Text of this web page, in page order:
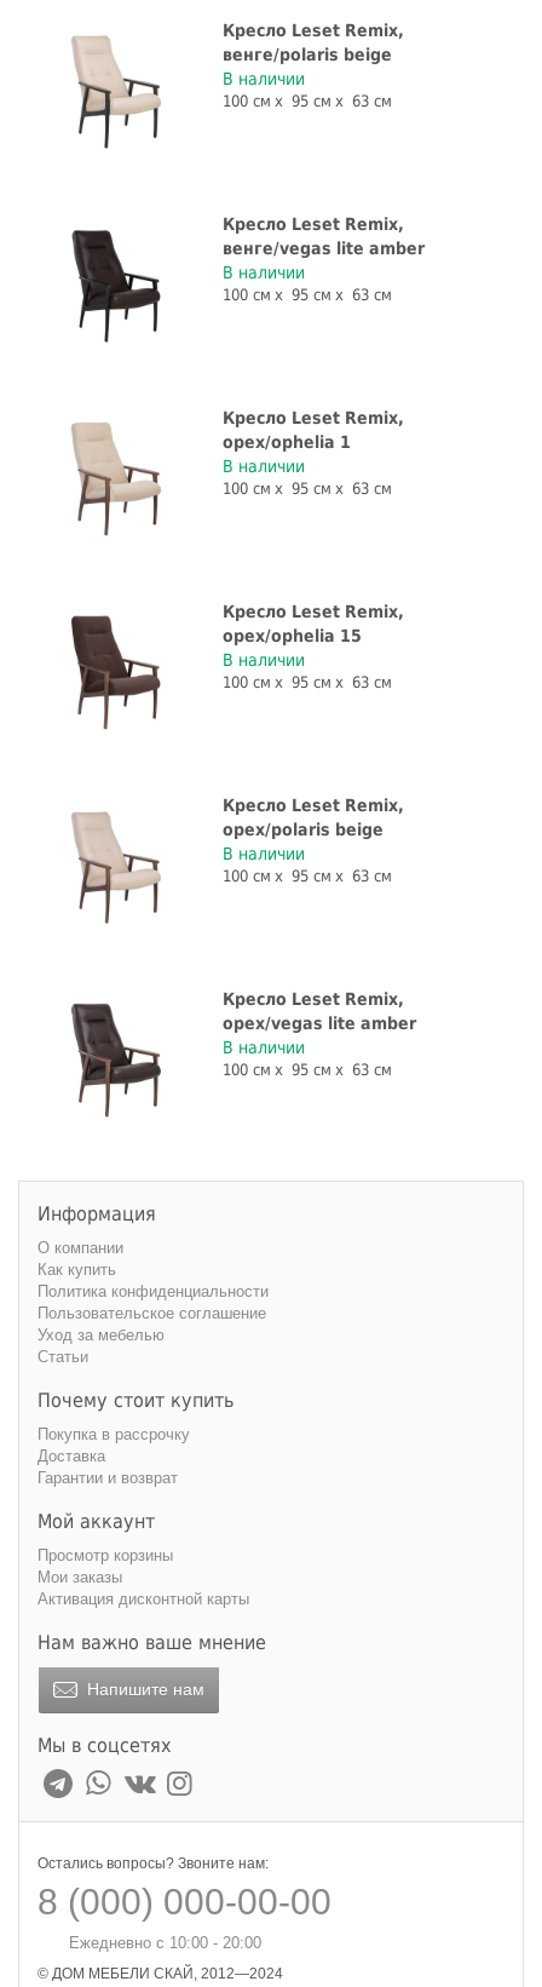
Кресло Leset Remix,
венге/polaris beige
В наличии
100 см 95 см 63 см
Кресло Leset Remix,
венге/vegas lite amber
В наличии
100 см 95 см 63 см
Кресло Leset Remix,
орех/ophelia 1
В наличии
100 см 95 см 63 см
Кресло Leset Remix,
орех/ophelia 15
В наличии
100 см 95 см 63 см
Кресло Leset Remix,
орех/polaris beige
В наличии
100 см 95 см 63 см
Кресло Leset Remix,
орех/vegas lite amber
В наличии
100 см 95 см 63 см
Информация
О компании
Как купить
Политика конфиденциальности
Пользовательское соглашение
Уход за мебелью
Статьи
Почему стоит купить
Покупка в рассрочку
Доставка
Гарантии и возврат
Мой аккаунт
Просмотр корзины
Мои заказы
Активация дисконтной карты
Нам важно ваше мнение
Напишите нам
Мы в соцсетях
Остались вопросы? Звоните нам:
8 (000) 000-00-00
Ежедневно с 10:00 - 20:00
© ДОМ МЕБЕЛИ СКАЙ, 2012—2024